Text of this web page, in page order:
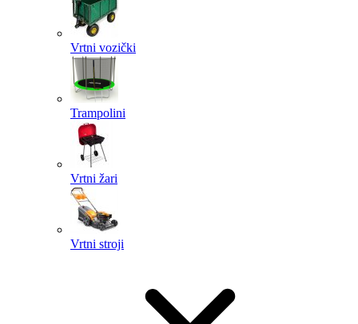
Vrtni vozički
Trampolini
Vrtni žari
Vrtni stroji